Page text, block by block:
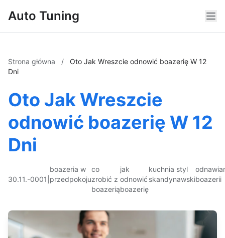
Auto Tuning
Strona główna /
Oto Jak Wreszcie odnowić boazerię W 12
Dni
Oto Jak Wreszcie
odnowić boazerię W 12
Dni
30.11.-0001
boazeria w
przedpokoju
co
zrobić z
boazerią
jak
odnowić
boazerię
kuchnia styl
skandynawskiboazerii